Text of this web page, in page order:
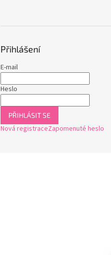
Přihlášení
E-mail
Heslo
PŘIHLÁSIT SE
Nová registraceZapomenuté heslo